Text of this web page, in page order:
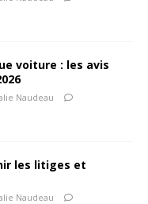
voiture : les avis
Naudeau
les litiges et
Naudeau